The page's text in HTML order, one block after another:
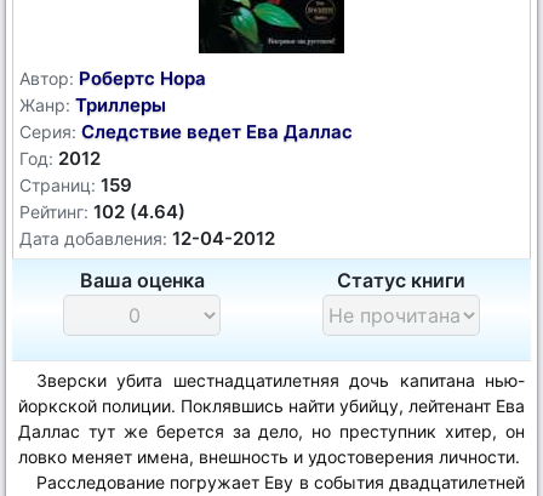
Автор: Робертс Нора
Жанр: Триллеры
Серия: Следствие ведет Ева Даллас
Год: 2012
Страниц: 159
Рейтинг: 102 (4.64)
Дата добавления: 12-04-2012
Ваша оценка Статус книги
Зверски убита шестнадцатилетняя дочь капитана нью-
йоркской полиции. Поклявшись найти убийцу, лейтенант Ева
Даллас тут же берется за дело, но преступник хитер, он
ловко меняет имена, внешность и удостоверения личности.
Расследование погружает Еву в события двадцатилетней